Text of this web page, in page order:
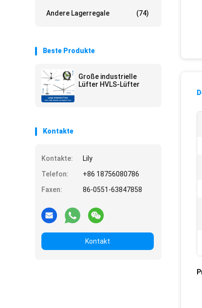
Andere Lagerregale (74)
Beste Produkte
Große industrielle
Lüfter HVLS-Lüfter
Kontakte
Kontakte:
Lily
Telefon:
+86 18756080786
Faxen:
86-0551-63847858
Kontakt